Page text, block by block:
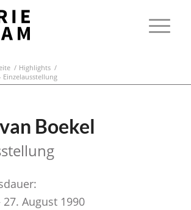
/ Highlights /
Einzelausstellung
Boekel
27. August 1990